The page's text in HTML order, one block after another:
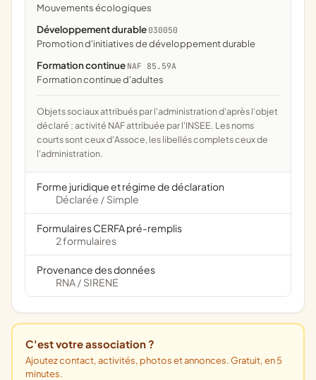
mouvements écologiques
Développement durable 030050
promotion d'initiatives de développement durable
Formation continue NAF 85.59A
Formation continue d'adultes
Objets sociaux attribués par l'administration d'après l'objet
déclaré ; activité NAF attribuée par l'INSEE. Les noms
courts sont ceux d'Assoce, les libellés complets ceux de
l'administration.
Forme juridique et régime de déclaration
Déclarée / Simple
Formulaires CERFA pré-remplis
2 formulaires
Provenance des données
RNA / SIRENE
C'est votre association ?
Ajoutez contact, activités, photos et annonces. Gratuit, en 5
minutes.